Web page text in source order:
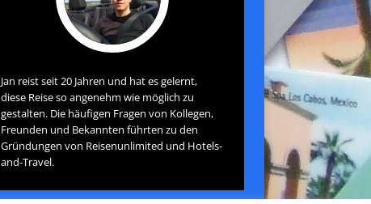
Jan reist seit 20 Jahren und hat es gelernt,
diese Reise so angenehm wie möglich zu
gestalten. Die häufigen Fragen von Kollegen,
Freunden und Bekannten führten zu den
Gründungen von Reisenunlimited und Hotels-
and-Travel.